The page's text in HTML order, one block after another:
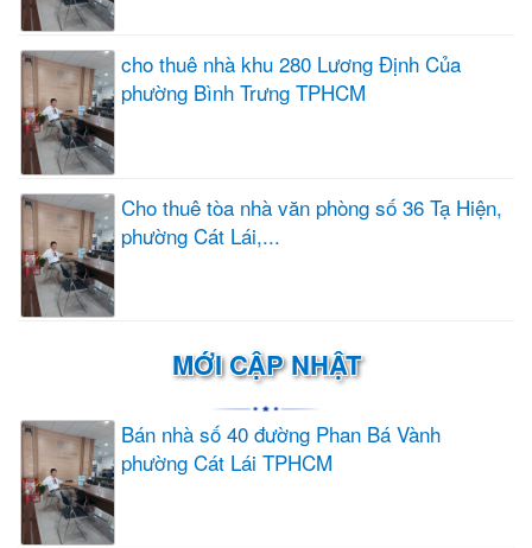
cho thuê nhà khu 280 Lương Định Của
phường Bình Trưng TPHCM
Cho thuê tòa nhà văn phòng số 36 Tạ Hiện,
phường Cát Lái,...
MỚI CẬP NHẬT
Bán nhà số 40 đường Phan Bá Vành
phường Cát Lái TPHCM